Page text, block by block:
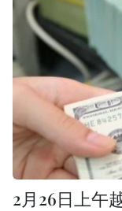
2月26日上午